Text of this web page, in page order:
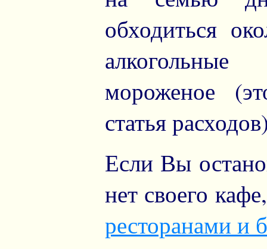
обходиться
мороженое
статья
Если Вы
нет своего
ресторанами и